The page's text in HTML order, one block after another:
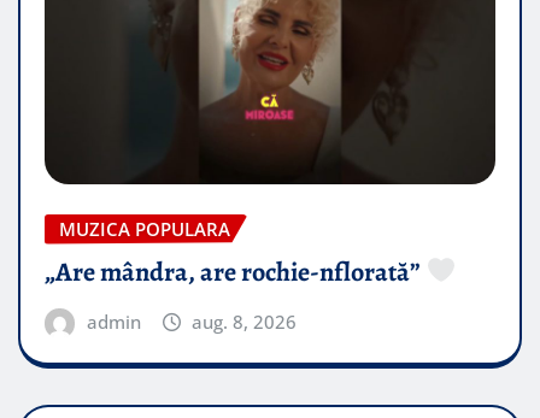
MUZICA POPULARA
„Are mândra, are rochie-nflorată”
admin aug. 8, 2026